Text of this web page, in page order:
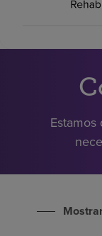
Acerca de